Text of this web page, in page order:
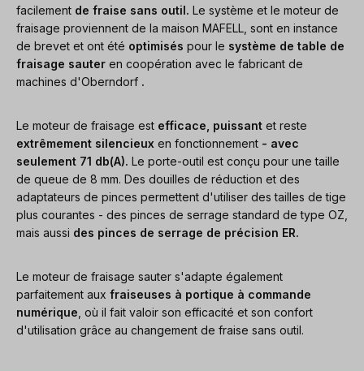
facilement de fraise sans outil. Le système et le moteur de
fraisage proviennent de la maison MAFELL, sont en instance
de brevet et ont été optimisés pour le système de table de
fraisage sauter en coopération avec le fabricant de
machines d'Oberndorf .
Le moteur de fraisage est efficace, puissant et reste
extrêmement silencieux en fonctionnement - avec
seulement 71 db(A). Le porte-outil est conçu pour une taille
de queue de 8 mm. Des douilles de réduction et des
adaptateurs de pinces permettent d'utiliser des tailles de tige
plus courantes - des pinces de serrage standard de type OZ,
mais aussi des pinces de serrage de précision ER.
Le moteur de fraisage sauter s'adapte également
parfaitement aux fraiseuses à portique à commande
numérique , où il fait valoir son efficacité et son confort
d'utilisation grâce au changement de fraise sans outil.